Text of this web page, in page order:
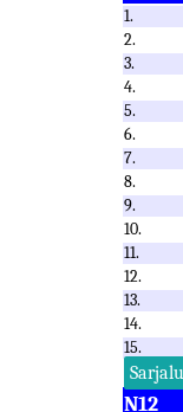
1.
2.
3.
4.
5.
6.
7.
8.
9.
10.
11.
12.
13.
14.
15.
N12